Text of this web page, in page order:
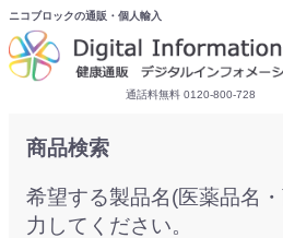
ニコブロックの通販・個人輸入
通話料無料 0120-800-728
商品検索
希望する製品名(医薬品名
力してください。